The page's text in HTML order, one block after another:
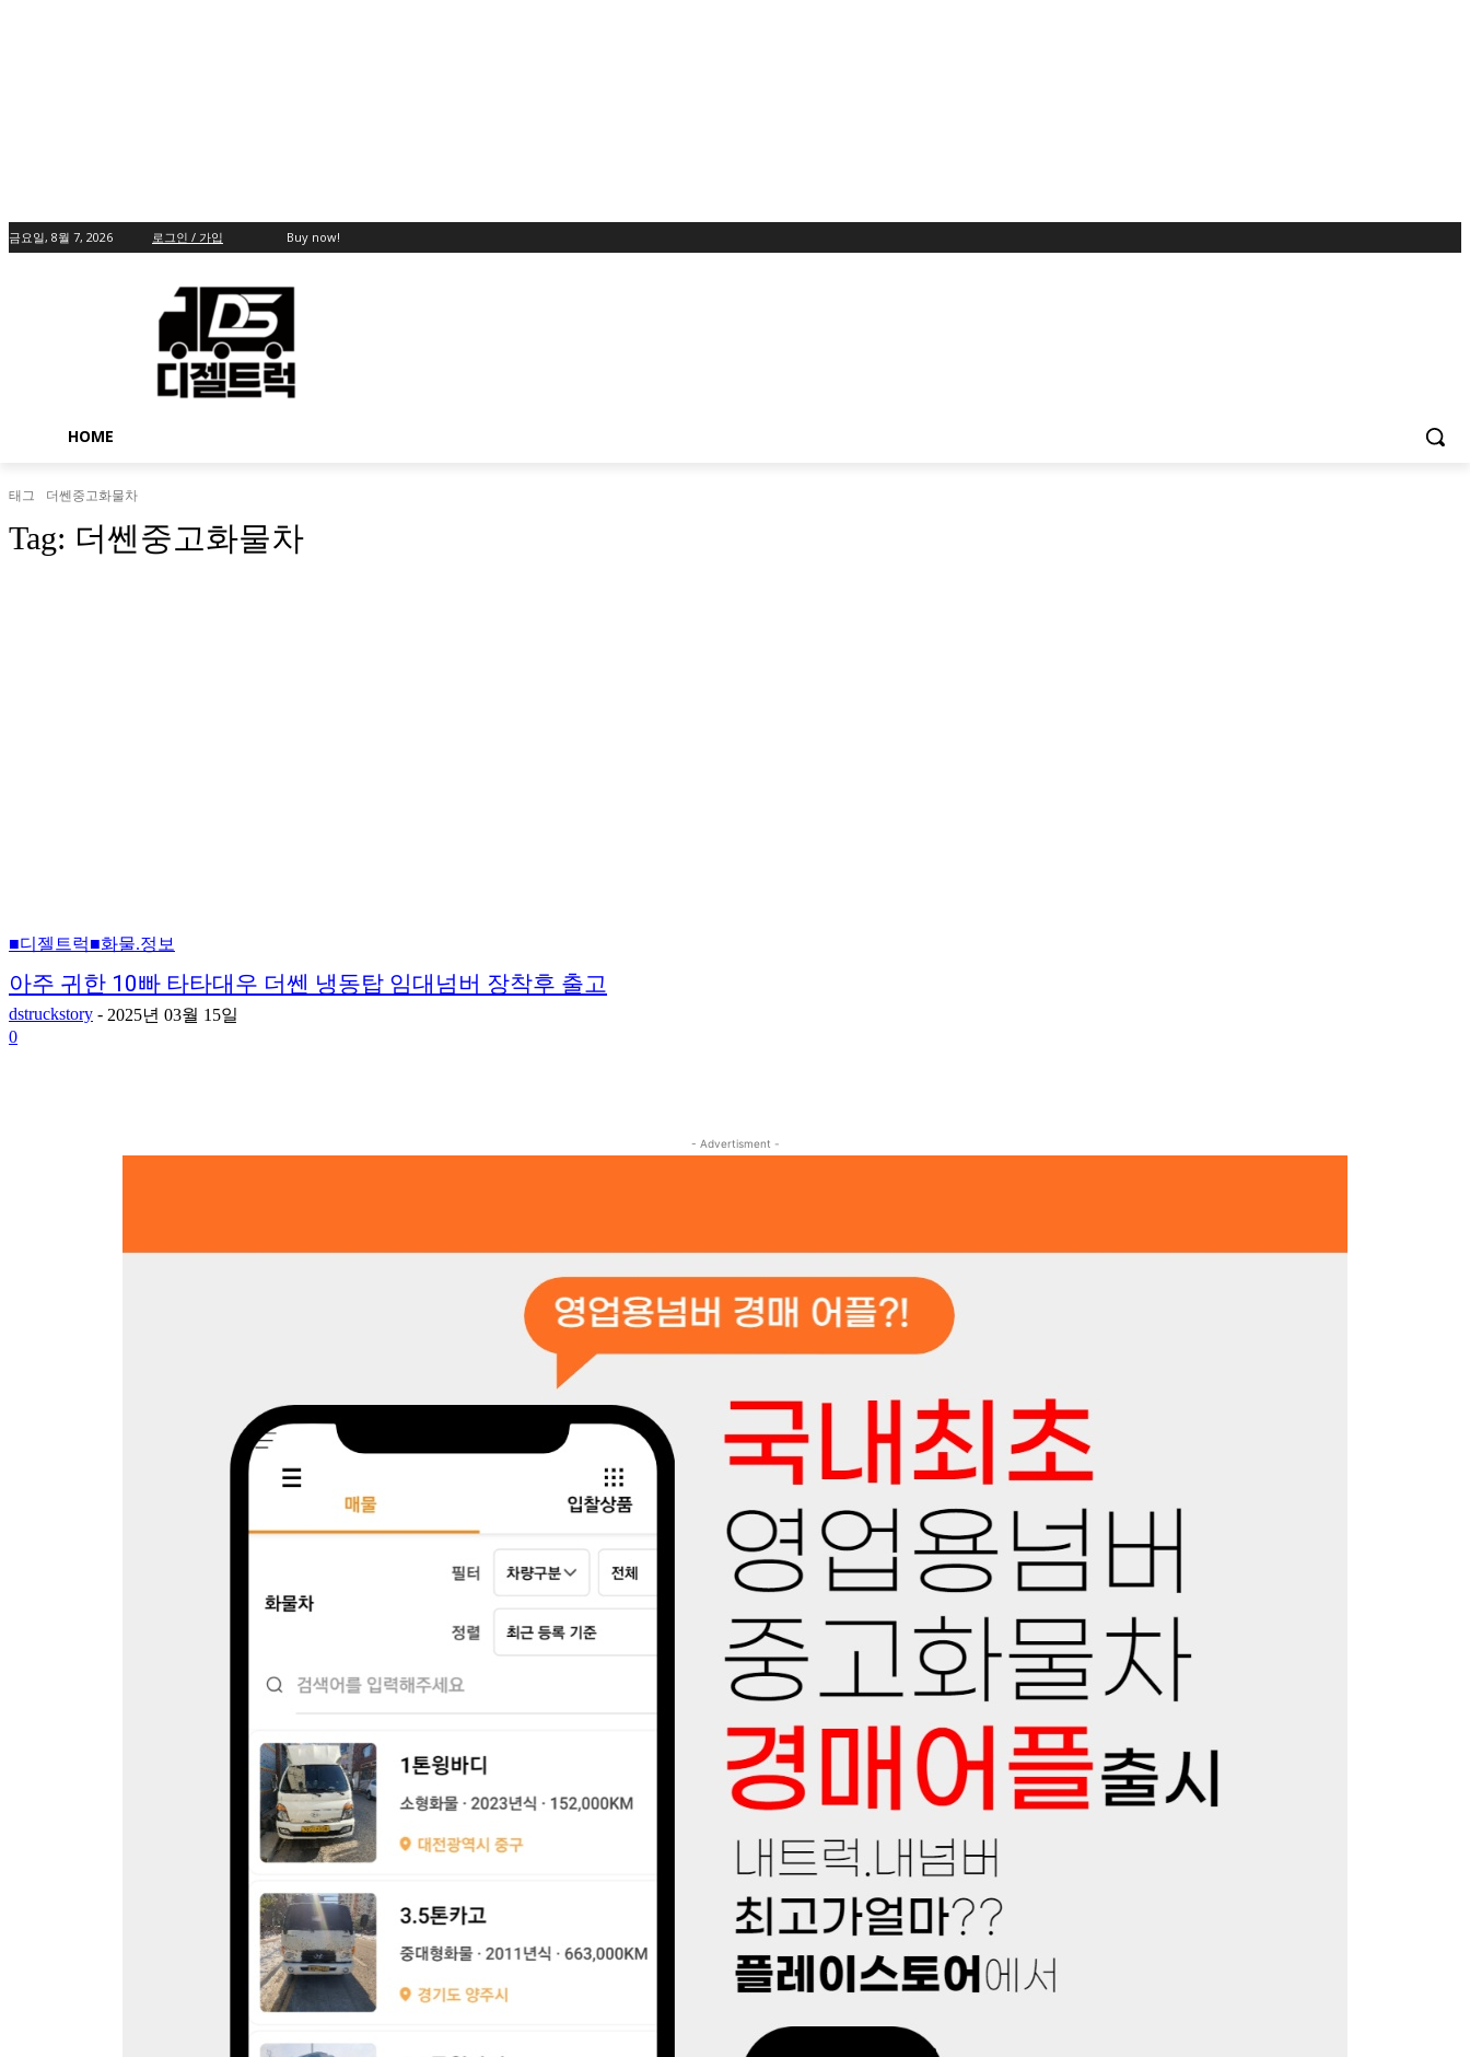
금요일, 8월 7, 2026 로그인 / 가입 Buy now!
HOME
태그 더쎈중고화물차
Tag: 더쎈중고화물차
■디젤트럭■화물.정보
아주 귀한 10빠 타타대우 더쎈 냉동탑 임대넘버 장착후 출고
dstruckstory - 2025년 03월 15일
0
- Advertisment -